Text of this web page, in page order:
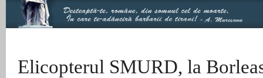
Elicopterul SMURD, la